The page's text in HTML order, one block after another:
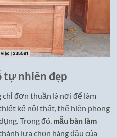
tự nhiên đẹp
chỉ đơn thuần là nơi để làm
kế nội thất, thể hiện phong
Trong đó, mẫu bàn làm
lựa chọn hàng đầu của